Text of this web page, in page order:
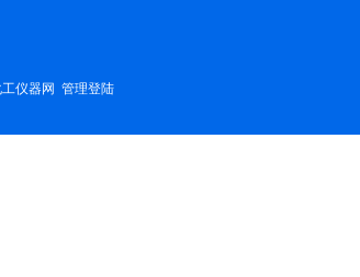
仪器网 管理登陆